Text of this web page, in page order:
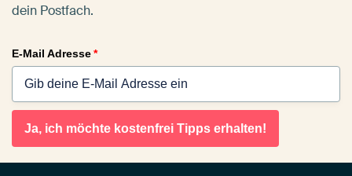
dein Postfach.
E-Mail Adresse*
Ja, ich möchte kostenfrei Tipps erhalten!